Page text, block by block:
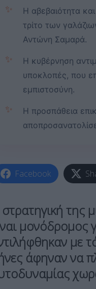
✨
Η αβεβαιότητα
τρίτο των
Αντώνη Σαμαρά.
✨
Η κυβέρνηση
υποκλοπές, που
εμπιστοσύνη.
✨
Η προσπάθεια
Facebook
της
μονόδρομος
με
άφηναν να